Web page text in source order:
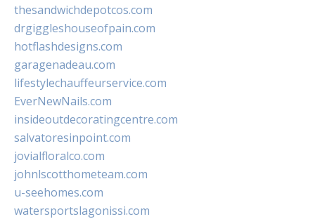
thesandwichdepotcos.com
drgiggleshouseofpain.com
hotflashdesigns.com
garagenadeau.com
lifestylechauffeurservice.com
EverNewNails.com
insideoutdecoratingcentre.com
salvatoresinpoint.com
jovialfloralco.com
johnlscotthometeam.com
u-seehomes.com
watersportslagonissi.com